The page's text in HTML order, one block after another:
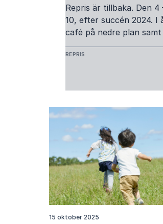
Repris är tillbaka. Den
10, efter succén 2024.
café på nedre plan
REPRIS
15 oktober 2025